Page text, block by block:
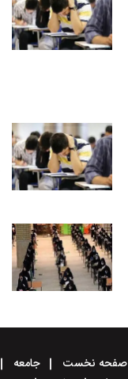
صفحه نخست جامعه